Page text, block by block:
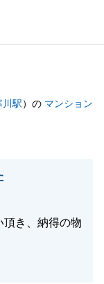
族の一員にな
川駅）の マンション
頂き、納得の物